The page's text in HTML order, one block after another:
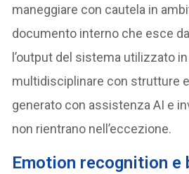
maneggiare con cautela in
documento interno che esce
l’output del sistema utilizzato
multidisciplinare con strutture
generato con assistenza AI e
non rientrano nell’eccezione.
Emotion recognition e